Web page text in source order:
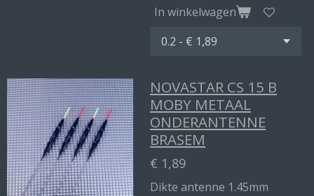
In winkelwagen
NOVASTAR CS 15 B
MOBY METAAL
ONDERANTENNE
BRASEM
€ 1,89
Dikte antenne 1.45mm